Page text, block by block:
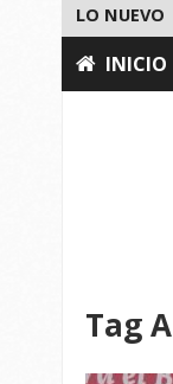
LO NUEVO
Autoridades de
INICIO
Tag